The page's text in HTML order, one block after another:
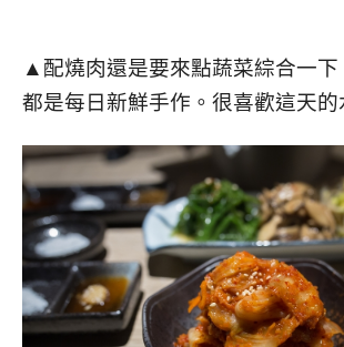
▲配燒肉還是要來點蔬菜綜合一下
都是每日新鮮手作。很喜歡這天的